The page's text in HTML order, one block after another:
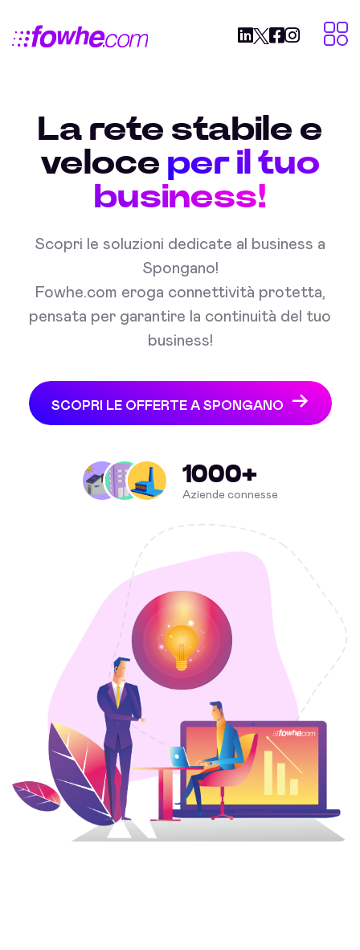
La rete stabile e
veloce per il tuo
business!
Scopri le soluzioni dedicate al business a
Spongano!
Fowhe.com eroga connettività protetta,
pensata per garantire la continuità del tuo
business!
SCOPRI LE OFFERTE A SPONGANO
1000+
Aziende connesse